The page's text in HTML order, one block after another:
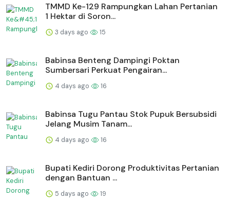
TMMD Ke-129 Rampungkan Lahan Pertanian
1 Hektar di Soron...
3 days ago 15
Babinsa Benteng Dampingi Poktan
Sumbersari Perkuat Pengairan...
4 days ago 16
Babinsa Tugu Pantau Stok Pupuk Bersubsidi
Jelang Musim Tanam...
4 days ago 16
Bupati Kediri Dorong Produktivitas Pertanian
dengan Bantuan ...
5 days ago 19